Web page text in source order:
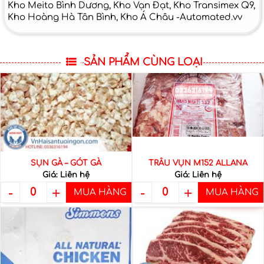
Kho Meito Bình Dương, Kho Vạn Đạt, Kho Transimex Q9,
Kho Hoàng Hà Tân Bình, Kho Á Châu -Automated.vv
SẢN PHẨM CÙNG LOẠI
Xuất sứ Việt Nam
Qui cách
Đóng gói hút
chân không
kg
SỤN GÀ – GÓT GÀ
Giá: Liên hệ
- 0 + MUA HÀNG
Trâu Vụn M152 Allana là một loại
sản phẩm thịt trâu vụn đông
lạnh, được cung cấp bởi Allana,
một công ty hàng đầu trong lĩnh
vực chế biến và xuất khẩu các
sản phẩm từ thịt tại Ấn Độ. […]
TRÂU VỤN M152 ALLANA
Giá: Liên hệ
- 0 + MUA HÀNG